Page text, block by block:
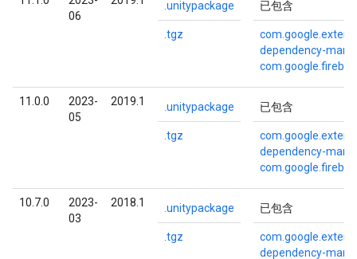
06
.unitypackage
.tgz
已包含
dependency-
11.0.0
2023-
05
2019.1 .unitypackage
.tgz
已包含
dependency-
10.7.0
2023-
03
2018.1 .unitypackage
.tgz
已包含
dependency-